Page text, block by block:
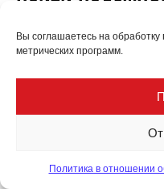
Вы соглашаетесь на
метрических программ.
Политика в отношении
О локализации
задумываются всё больше
на поставках импортных
данное направление
являлась поставка
Однако позже назрела и